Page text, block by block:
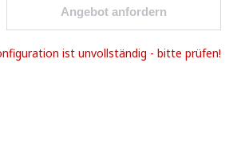
Angebot anfordern
ist unvollständig - bitte prüfen!